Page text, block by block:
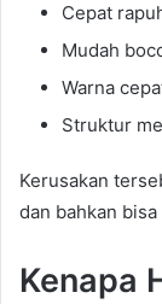
Cepat
Mudah
Warna
Struktur
Kerusakan
dan bahkan
Kenapa